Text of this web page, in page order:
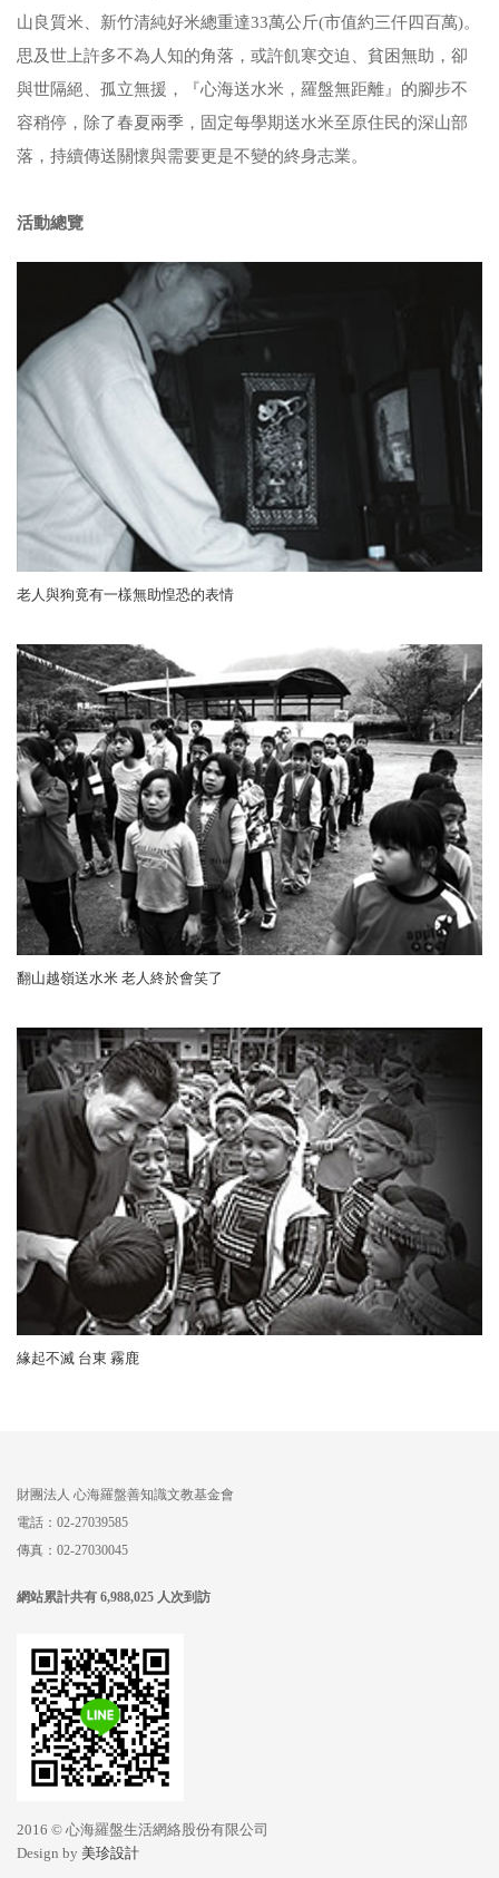
山良質米、新竹清純好米總重達33萬公斤(市值約三仟四百萬)。
思及世上許多不為人知的角落，或許飢寒交迫、貧困無助，卻
與世隔絕、孤立無援，『心海送水米，羅盤無距離』的腳步不
容稍停，除了春夏兩季，固定每學期送水米至原住民的深山部
落，持續傳送關懷與需要更是不變的終身志業。
活動總覽
老人與狗竟有一樣無助惶恐的表情
翻山越嶺送水米 老人終於會笑了
緣起不滅 台東 霧鹿
財團法人 心海羅盤善知識文教基金會
電話：02-27039585
傳真：02-27030045
網站累計共有 6,988,025 人次到訪
2016 © 心海羅盤生活網絡股份有限公司
Design by 美珍設計